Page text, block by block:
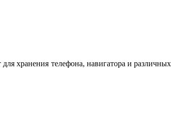
хранения телефона, навигатора и различных